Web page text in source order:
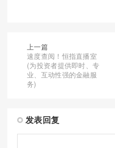
上一篇
速度查阅！恒指直播室
(为投资者提供即时、专
业、互动性强的金融服
务)
发表回复